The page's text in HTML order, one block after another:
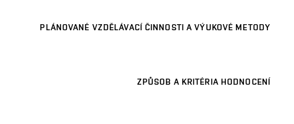
PLÁNOVANÉ VZDĚLÁVACÍ ČINNOSTI A VÝUKOVÉ METODY
ZPŮSOB A KRITÉRIA HODNOCENÍ